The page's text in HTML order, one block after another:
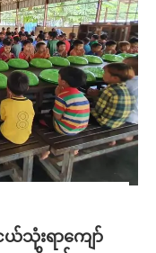
သုံးရာကျော်